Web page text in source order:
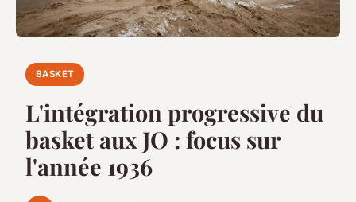
BASKET
L'intégration progressive du
basket aux JO : focus sur
l'année 1936